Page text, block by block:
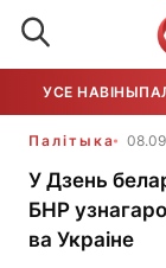
УСЕ НАВІНЫ
Палітыка
У Дзень
БНР
ва Украіне